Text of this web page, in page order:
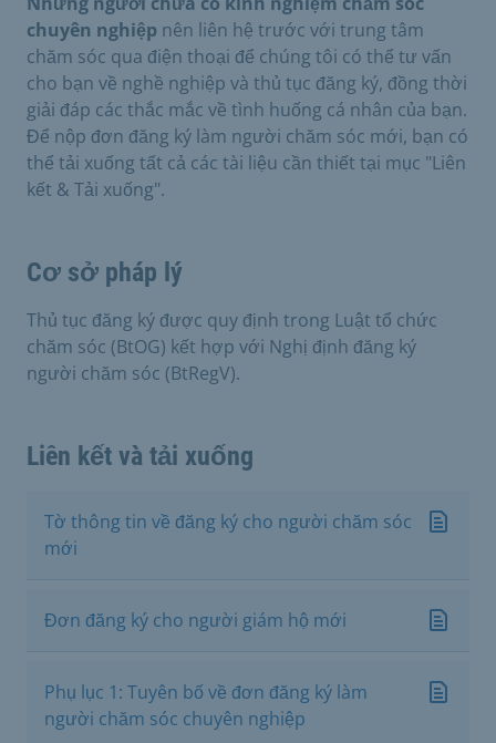
chuyên nghiệp nên liên hệ trước với trung tâm
chăm sóc qua điện thoại để chúng tôi có thể tư vấn
cho bạn về nghề nghiệp và thủ tục đăng ký, đồng thời
giải đáp các thắc mắc về tình huống cá nhân của bạn.
Để nộp đơn đăng ký làm người chăm sóc mới, bạn có
thể tải xuống tất cả các tài liệu cần thiết tại mục "Liên
kết & Tải xuống".
Cơ sở pháp lý
Thủ tục đăng ký được quy định trong Luật tổ chức
chăm sóc (BtOG) kết hợp với Nghị định đăng ký
người chăm sóc (BtRegV).
Liên kết và tải xuống
Tờ thông tin về đăng ký cho người chăm sóc
mới
Đơn đăng ký cho người giám hộ mới
Phụ lục 1: Tuyên bố về đơn đăng ký làm
người chăm sóc chuyên nghiệp